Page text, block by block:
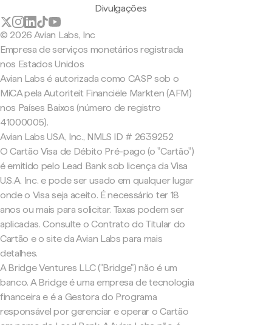
Divulgações
© 2026 Avian Labs, Inc
Empresa de serviços monetários registrada
nos Estados Unidos
Avian Labs é autorizada como CASP sob o
MiCA pela Autoriteit Financiële Markten (AFM)
nos Países Baixos (número de registro
41000005).
Avian Labs USA, Inc., NMLS ID # 2639252
O Cartão Visa de Débito Pré-pago (o "Cartão")
é emitido pelo Lead Bank sob licença da Visa
U.S.A. Inc. e pode ser usado em qualquer lugar
onde o Visa seja aceito. É necessário ter 18
anos ou mais para solicitar. Taxas podem ser
aplicadas. Consulte o Contrato do Titular do
Cartão e o site da Avian Labs para mais
detalhes.
A Bridge Ventures LLC ("Bridge") não é um
banco. A Bridge é uma empresa de tecnologia
financeira e é a Gestora do Programa
responsável por gerenciar e operar o Cartão